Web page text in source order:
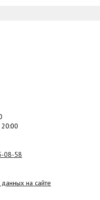
08-58
на сайте